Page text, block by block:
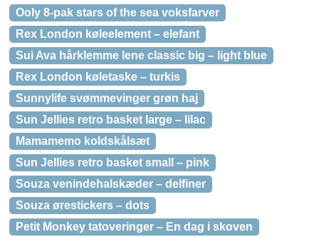
Ooly 8-pak stars of the sea voksfarver
Rex London køleelement – elefant
Sui Ava hårklemme lene classic big – light blue
Rex London køletaske – turkis
Sunnylife svømmevinger grøn haj
Sun Jellies retro basket large – lilac
Mamamemo koldskålsæt
Sun Jellies retro basket small – pink
Souza venindehalskæder – delfiner
Souza ørestickers – dots
Petit Monkey tatoveringer – En dag i skoven